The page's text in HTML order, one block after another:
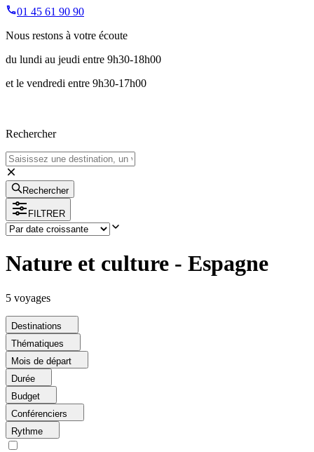
01 45 61 90 90
Nous restons à votre écoute
du lundi au jeudi entre 9h30-18h00
et le vendredi entre 9h30-17h00
Rechercher
Rechercher
FILTRER
Nature et culture - Espagne
5 voyages
Destinations
Thématiques
Mois de départ
Durée
Budget
Conférenciers
Rythme